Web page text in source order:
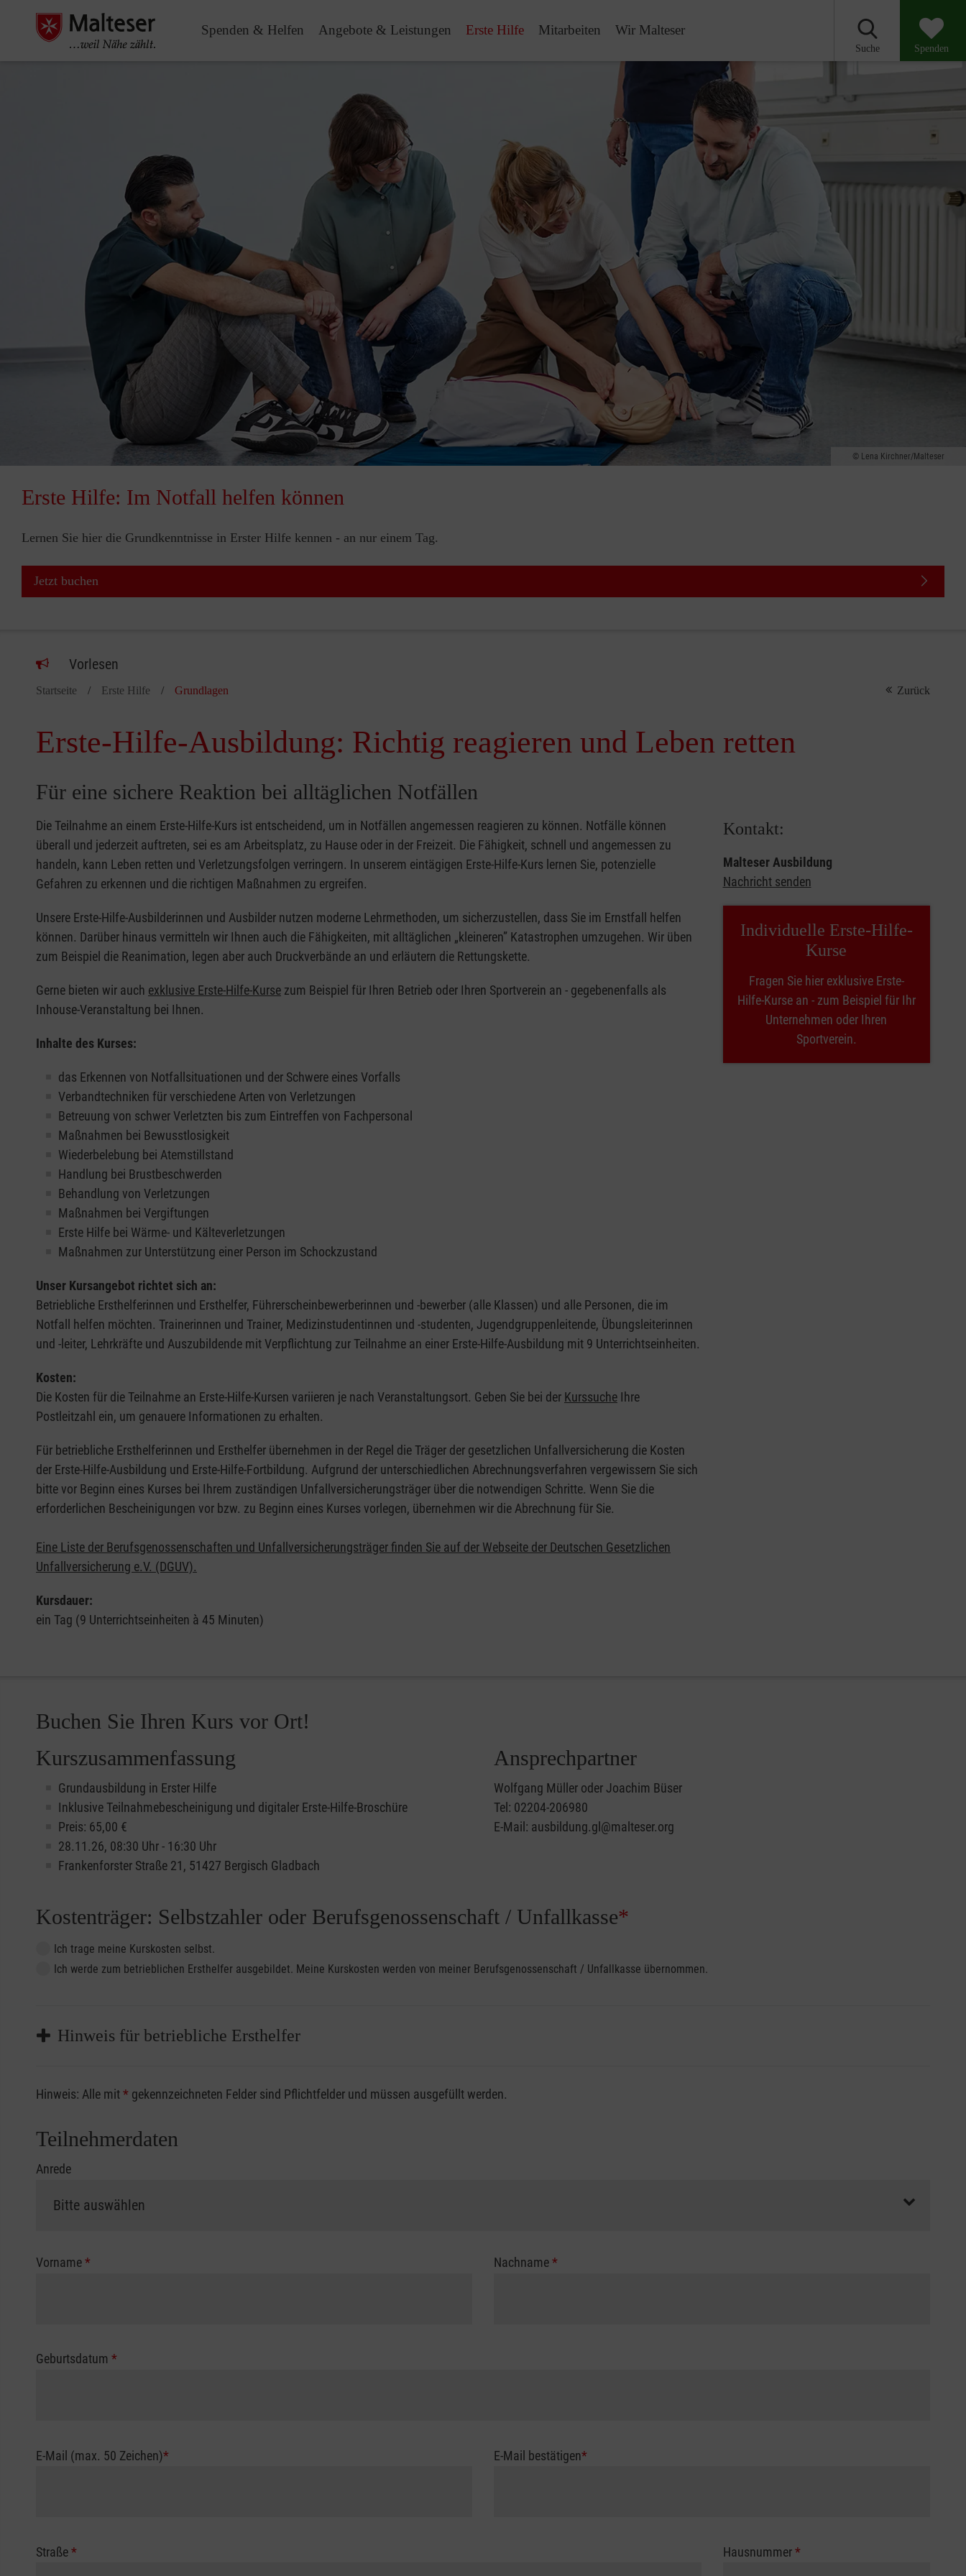
Spenden & Helfen Angebote & Leistungen Erste Hilfe Mitarbeiten Wir Malteser
Suche Spenden
Lena Kirchner/Malteser
Erste Hilfe: Im Notfall helfen können
Lernen Sie hier die Grundkenntnisse in Erster Hilfe kennen - an nur einem Tag.
Jetzt buchen
Vorlesen
Startseite Erste Hilfe Grundlagen Zurück
Erste-Hilfe-Ausbildung: Richtig reagieren und Leben retten
Für eine sichere Reaktion bei alltäglichen Notfällen
Die Teilnahme an einem Erste-Hilfe-Kurs ist entscheidend, um in Notfällen angemessen reagieren zu können. Notfälle können
überall und jederzeit auftreten, sei es am Arbeitsplatz, zu Hause oder in der Freizeit. Die Fähigkeit, schnell und angemessen zu
handeln, kann Leben retten und Verletzungsfolgen verringern. In unserem eintägigen Erste-Hilfe-Kurs lernen Sie, potenzielle
Gefahren zu erkennen und die richtigen Maßnahmen zu ergreifen.
Unsere Erste-Hilfe-Ausbilderinnen und Ausbilder nutzen moderne Lehrmethoden, um sicherzustellen, dass Sie im Ernstfall helfen
können. Darüber hinaus vermitteln wir Ihnen auch die Fähigkeiten, mit alltäglichen „kleineren” Katastrophen umzugehen. Wir üben
zum Beispiel die Reanimation, legen aber auch Druckverbände an und erläutern die Rettungskette.
Gerne bieten wir auch exklusive Erste-Hilfe-Kurse zum Beispiel für Ihren Betrieb oder Ihren Sportverein an - gegebenenfalls als
Inhouse-Veranstaltung bei Ihnen.
Inhalte des Kurses:
das Erkennen von Notfallsituationen und der Schwere eines Vorfalls
Verbandtechniken für verschiedene Arten von Verletzungen
Betreuung von schwer Verletzten bis zum Eintreffen von Fachpersonal
Maßnahmen bei Bewusstlosigkeit
Wiederbelebung bei Atemstillstand
Handlung bei Brustbeschwerden
Behandlung von Verletzungen
Maßnahmen bei Vergiftungen
Erste Hilfe bei Wärme- und Kälteverletzungen
Maßnahmen zur Unterstützung einer Person im Schockzustand
Unser Kursangebot richtet sich an:
Betriebliche Ersthelferinnen und Ersthelfer, Führerscheinbewerberinnen und -bewerber (alle Klassen) und alle Personen, die im
Notfall helfen möchten. Trainerinnen und Trainer, Medizinstudentinnen und -studenten, Jugendgruppenleitende, Übungsleiterinnen
und -leiter, Lehrkräfte und Auszubildende mit Verpflichtung zur Teilnahme an einer Erste-Hilfe-Ausbildung mit 9 Unterrichtseinheiten.
Kosten:
Die Kosten für die Teilnahme an Erste-Hilfe-Kursen variieren je nach Veranstaltungsort. Geben Sie bei der Kurssuche Ihre
Postleitzahl ein, um genauere Informationen zu erhalten.
Für betriebliche Ersthelferinnen und Ersthelfer übernehmen in der Regel die Träger der gesetzlichen Unfallversicherung die Kosten
der Erste-Hilfe-Ausbildung und Erste-Hilfe-Fortbildung. Aufgrund der unterschiedlichen Abrechnungsverfahren vergewissern Sie sich
bitte vor Beginn eines Kurses bei Ihrem zuständigen Unfallversicherungsträger über die notwendigen Schritte. Wenn Sie die
erforderlichen Bescheinigungen vor bzw. zu Beginn eines Kurses vorlegen, übernehmen wir die Abrechnung für Sie.
Eine Liste der Berufsgenossenschaften und Unfallversicherungsträger finden Sie auf der Webseite der Deutschen Gesetzlichen
Unfallversicherung e.V. (DGUV).
Kursdauer:
ein Tag (9 Unterrichtseinheiten à 45 Minuten)
Kontakt:
Malteser Ausbildung
Nachricht senden
Individuelle Erste-Hilfe-
Kurse
Fragen Sie hier exklusive Erste-
Hilfe-Kurse an - zum Beispiel für Ihr
Unternehmen oder Ihren
Sportverein.
Buchen Sie Ihren Kurs vor Ort!
Kurszusammenfassung
Grundausbildung in Erster Hilfe
Inklusive Teilnahmebescheinigung und digitaler Erste-Hilfe-Broschüre
Preis: 65,00 €
28.11.26, 08:30 Uhr - 16:30 Uhr
Frankenforster Straße 21, 51427 Bergisch Gladbach
Ansprechpartner
Wolfgang Müller oder Joachim Büser
Tel: 02204-206980
E-Mail: ausbildung.gl@malteser.org
Kostenträger: Selbstzahler oder Berufsgenossenschaft / Unfallkasse*
Ich trage meine Kurskosten selbst.
Ich werde zum betrieblichen Ersthelfer ausgebildet. Meine Kurskosten werden von meiner Berufsgenossenschaft / Unfallkasse übernommen.
Hinweis für betriebliche Ersthelfer
Sofern Sie ein Kostenübernahmeverfahren Ihrer Berufsgenossenschaft / Unfallkasse nutzen, beachten Sie bitte, dass die Abrechnungsunterlagen spätestens zu Kursbeginn
vorliegen müssen. Andernfalls erfolgt eine Abrechnung der vollen Kursgebühr als Selbstzahler.
Hinweis: Alle mit* gekennzeichneten Felder sind Pflichtfelder und müssen ausgefüllt werden.
Teilnehmerdaten
Anrede
Vorname* Nachname*
Geburtsdatum *
E-Mail (max. 50 Zeichen)* E-Mail bestätigen*
Straße* Hausnummer*